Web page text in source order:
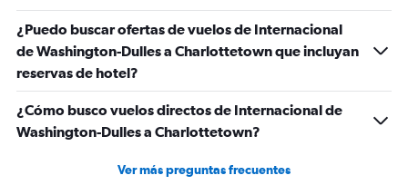
¿Puedo buscar ofertas de vuelos de Internacional
de Washington-Dulles a Charlottetown que incluyan
reservas de hotel?
¿Cómo busco vuelos directos de Internacional de
Washington-Dulles a Charlottetown?
Ver más preguntas frecuentes